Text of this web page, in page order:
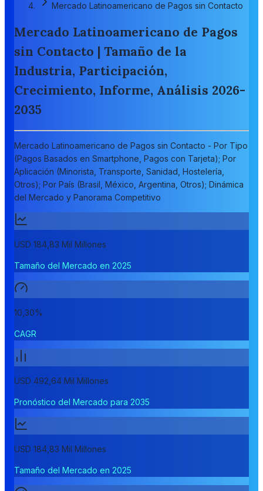
Mercado Latinoamericano de Pagos sin Contacto
Mercado Latinoamericano de Pagos
sin Contacto | Tamaño de la
Industria, Participación,
Crecimiento, Informe, Análisis 2026-
2035
Mercado Latinoamericano de Pagos sin Contacto - Por Tipo
(Pagos Basados en Smartphone, Pagos con Tarjeta); Por
Aplicación (Minorista, Transporte, Sanidad, Hostelería,
Otros); Por País (Brasil, México, Argentina, Otros); Dinámica
del Mercado y Panorama Competitivo
USD 184,83 Mil Millones
Tamaño del Mercado en 2025
10,30%
CAGR
USD 492,64 Mil Millones
Pronóstico del Mercado para 2035
USD 184,83 Mil Millones
Tamaño del Mercado en 2025